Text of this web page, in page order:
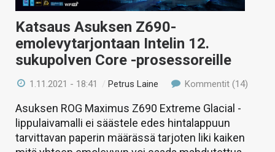
Katsaus Asuksen Z690-
emolevytarjontaan Intelin 12.
sukupolven Core -prosessoreille
1.11.2021 - 18:41 / Petrus Laine Kommentit (14)
Asuksen ROG Maximus Z690 Extreme Glacial -
lippulaivamalli ei säästele edes hintalappuun
tarvittavan paperin määrässä tarjoten liki kaiken